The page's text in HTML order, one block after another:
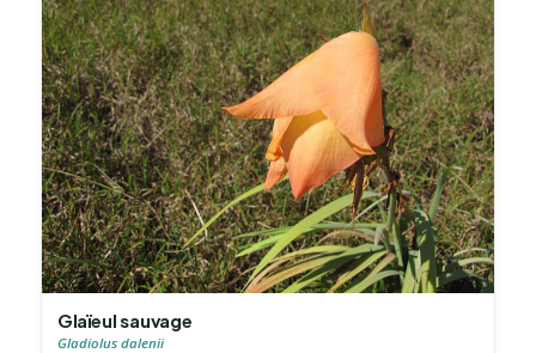
Glaïeul sauvage
Gladiolus dalenii